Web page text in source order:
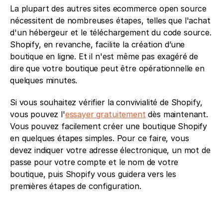
La plupart des autres sites ecommerce open source
nécessitent de nombreuses étapes, telles que l'achat
d'un hébergeur et le téléchargement du code source.
Shopify, en revanche, facilite la création d’une
boutique en ligne. Et il n'est même pas exagéré de
dire que votre boutique peut être opérationnelle en
quelques minutes.
Si vous souhaitez vérifier la convivialité de Shopify,
vous pouvez l'essayer gratuitement dès maintenant.
Vous pouvez facilement créer une boutique Shopify
en quelques étapes simples. Pour ce faire, vous
devez indiquer votre adresse électronique, un mot de
passe pour votre compte et le nom de votre
boutique, puis Shopify vous guidera vers les
premières étapes de configuration.